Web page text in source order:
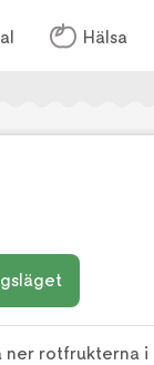
Hälsa
ner rotfrukterna